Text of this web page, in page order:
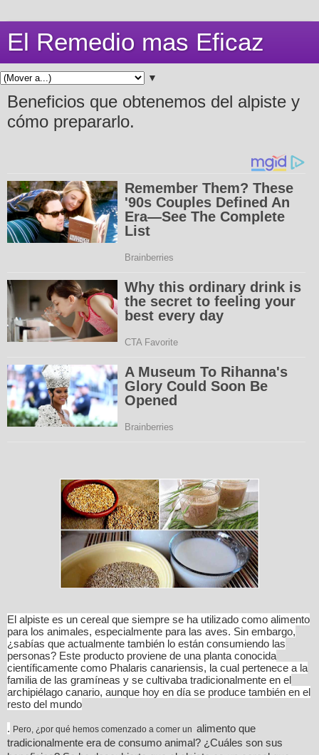
El Remedio mas Eficaz
▼
Beneficios que obtenemos del alpiste y
cómo prepararlo.
El alpiste es un cereal que siempre se ha utilizado como alimento
para los animales, especialmente para las aves. Sin embargo,
¿sabías que actualmente también lo están consumiendo las
personas? Este producto proviene de una planta conocida
científicamente como Phalaris canariensis, la cual pertenece a la
familia de las gramíneas y se cultivaba tradicionalmente en el
archipiélago canario, aunque hoy en día se produce también en el
resto del mundo
. Pero, ¿por qué hemos comenzado a comer un alimento que
tradicionalmente era de consumo animal? ¿Cuáles son sus